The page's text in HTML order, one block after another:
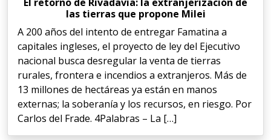
El retorno de Rivadavia: la extranjerización de
las tierras que propone Milei
A 200 años del intento de entregar Famatina a
capitales ingleses, el proyecto de ley del Ejecutivo
nacional busca desregular la venta de tierras
rurales, frontera e incendios a extranjeros. Más de
13 millones de hectáreas ya están en manos
externas; la soberanía y los recursos, en riesgo. Por
Carlos del Frade. 4Palabras – La […]